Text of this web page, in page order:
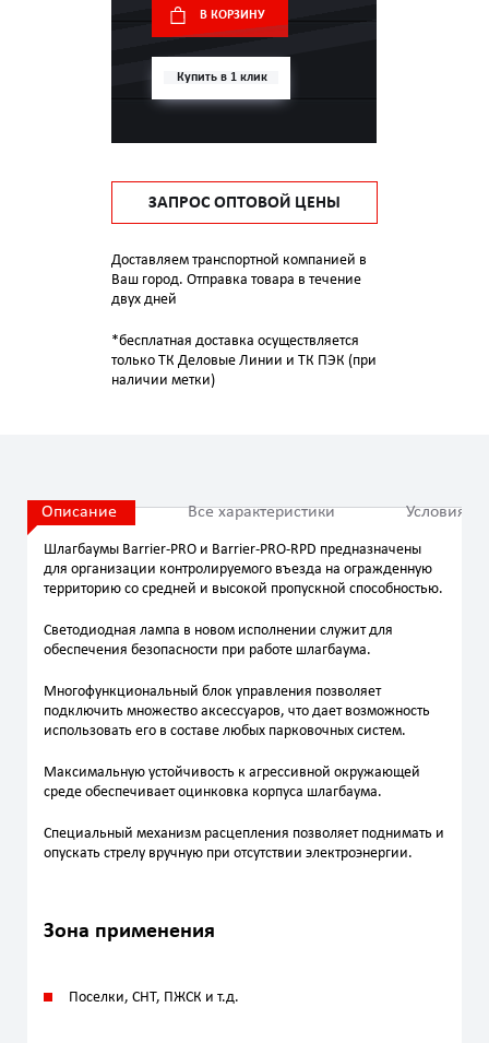
В КОРЗИНУ
Купить в 1 клик
ЗАПРОС ОПТОВОЙ ЦЕНЫ
Доставляем транспортной компанией в
Ваш город. Отправка товара в течение
двух дней
*бесплатная доставка осуществляется
только ТК Деловые Линии и ТК ПЭК (при
наличии метки)
Описание Все характеристики Условия
Шлагбаумы Barrier-PRO и Barrier-PRO-RPD предназначены
для организации контролируемого въезда на огражденную
территорию со средней и высокой пропускной способностью.
Светодиодная лампа в новом исполнении служит для
обеспечения безопасности при работе шлагбаума.
Многофункциональный блок управления позволяет
подключить множество аксессуаров, что дает возможность
использовать его в составе любых парковочных систем.
Максимальную устойчивость к агрессивной окружающей
среде обеспечивает оцинковка корпуса шлагбаума.
Специальный механизм расцепления позволяет поднимать и
опускать стрелу вручную при отсутствии электроэнергии.
Зона применения
Поселки, СНТ, ПЖСК и т.д.